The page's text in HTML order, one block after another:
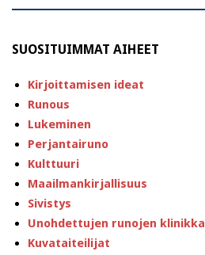
SUOSITUIMMAT AIHEET
Kirjoittamisen ideat
Runous
Lukeminen
Perjantairuno
Kulttuuri
Maailmankirjallisuus
Sivistys
Unohdettujen runojen klinikka
Kuvataiteilijat